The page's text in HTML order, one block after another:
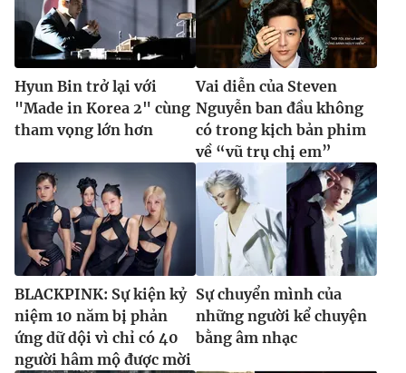
Hyun Bin trở lại với
"Made in Korea 2" cùng
tham vọng lớn hơn
Vai diễn của Steven
Nguyễn ban đầu không
có trong kịch bản phim
về “vũ trụ chị em”
BLACKPINK: Sự kiện kỷ
niệm 10 năm bị phản
ứng dữ dội vì chỉ có 40
người hâm mộ được mời
Sự chuyển mình của
những người kể chuyện
bằng âm nhạc